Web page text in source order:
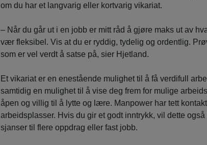
om du har et langvarig eller kortvarig vikariat.
– Når du går ut i en jobb er mitt råd å gjøre maks ut av
vær fleksibel. Vis at du er ryddig, tydelig og ordentlig.
som er vel verdt å satse på, sier Hjetland.
Et vikariat er en enestående mulighet til å få verdifull
samtidig en mulighet til å vise deg frem for mulige
åpen og villig til å lytte og lære. Manpower har tett
arbeidsplasser. Hvis du gir et godt inntrykk, vil dette
sjanser til flere oppdrag eller fast jobb.